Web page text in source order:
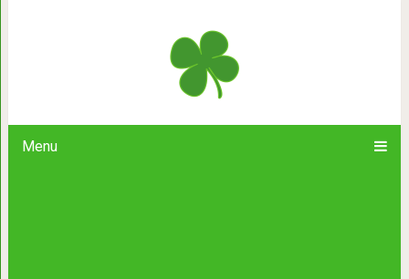
Menu
9 замечательных фильмов, от